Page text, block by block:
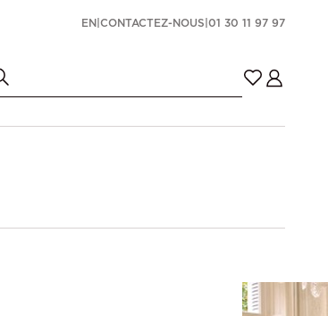
EN CONTACTEZ-NOUS 01 30 11 97 97